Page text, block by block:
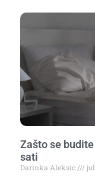
Zašto se
sati
Darinka Aleksic